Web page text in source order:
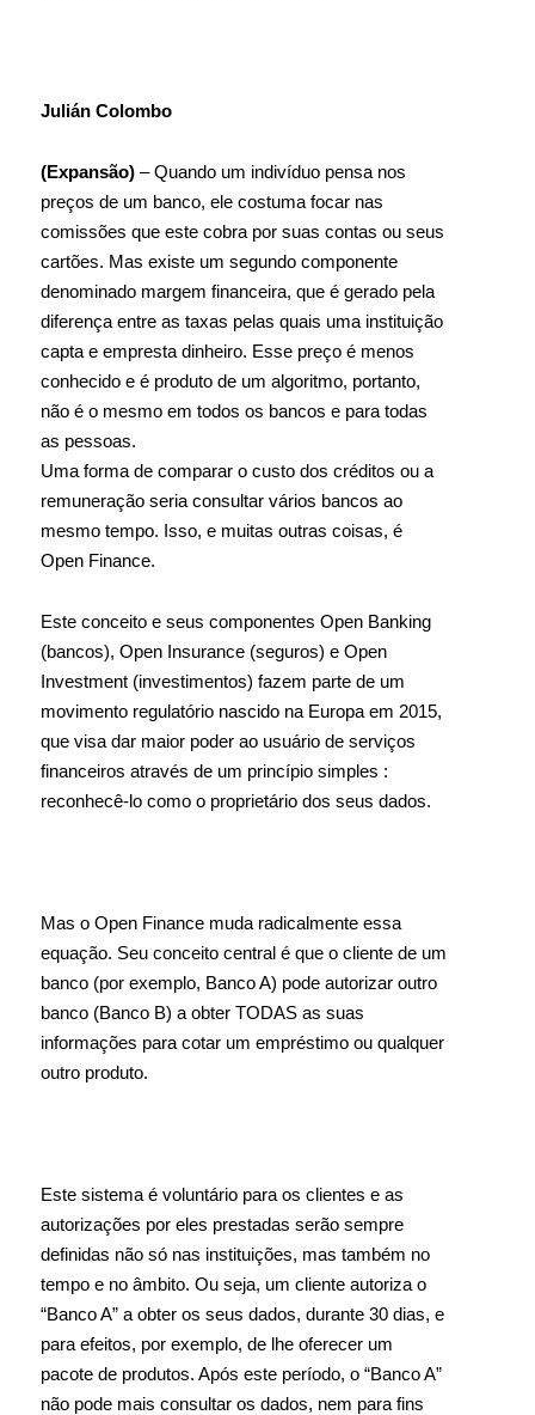
Julián Colombo
(Expansão) – Quando um indivíduo pensa nos
preços de um banco, ele costuma focar nas
comissões que este cobra por suas contas ou seus
cartões. Mas existe um segundo componente
denominado margem financeira, que é gerado pela
diferença entre as taxas pelas quais uma instituição
capta e empresta dinheiro. Esse preço é menos
conhecido e é produto de um algoritmo, portanto,
não é o mesmo em todos os bancos e para todas
as pessoas.
Uma forma de comparar o custo dos créditos ou a
remuneração seria consultar vários bancos ao
mesmo tempo. Isso, e muitas outras coisas, é
Open Finance.
Este conceito e seus componentes Open Banking
(bancos), Open Insurance (seguros) e Open
Investment (investimentos) fazem parte de um
movimento regulatório nascido na Europa em 2015,
que visa dar maior poder ao usuário de serviços
financeiros através de um princípio simples :
reconhecê-lo como o proprietário dos seus dados.
Mas o Open Finance muda radicalmente essa
equação. Seu conceito central é que o cliente de um
banco (por exemplo, Banco A) pode autorizar outro
banco (Banco B) a obter TODAS as suas
informações para cotar um empréstimo ou qualquer
outro produto.
Este sistema é voluntário para os clientes e as
autorizações por eles prestadas serão sempre
definidas não só nas instituições, mas também no
tempo e no âmbito. Ou seja, um cliente autoriza o
“Banco A” a obter os seus dados, durante 30 dias, e
para efeitos, por exemplo, de lhe oferecer um
pacote de produtos. Após este período, o “Banco A”
não pode mais consultar os dados, nem para fins